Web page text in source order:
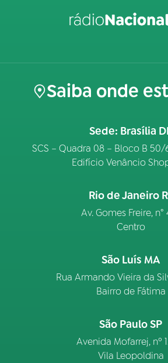
Saiba onde
Sede: Brasília
SCS – Quadra 08 – Bloco B 50/
Edifício Venâncio
Rio de Janeiro
Av. Gomes Freire, n°
Centro
São Luís MA
Rua Armando Vieira da
Bairro de Fátima
São Paulo SP
Avenida Mofarrej, nº
Vila Leopoldina